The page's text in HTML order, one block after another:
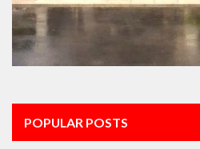
POPULAR POSTS